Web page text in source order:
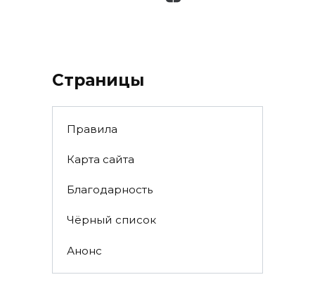
Страницы
Правила
Карта сайта
Благодарность
Чёрный список
Анонс